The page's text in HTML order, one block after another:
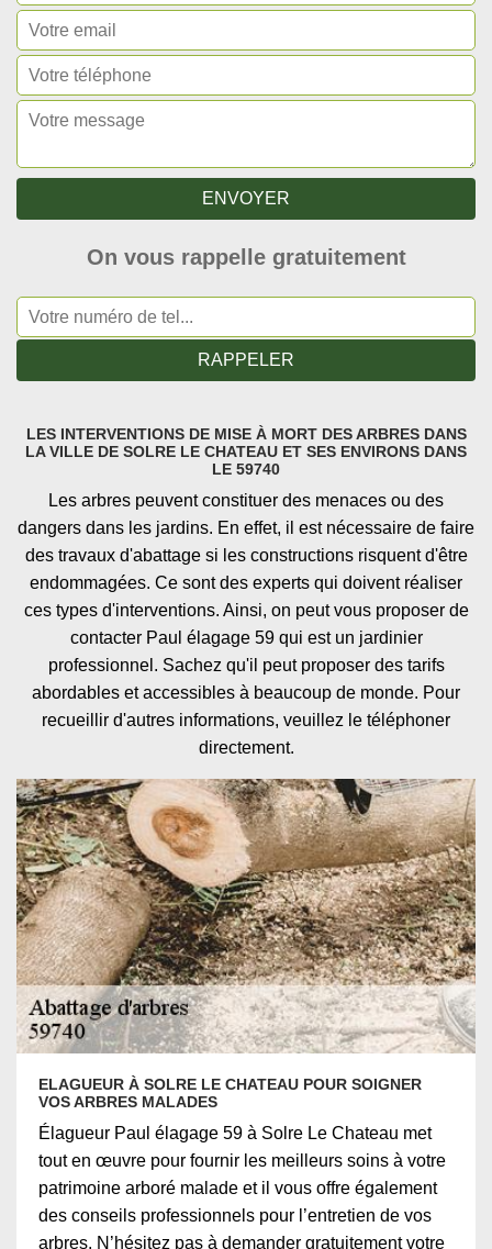
On vous rappelle gratuitement
LES INTERVENTIONS DE MISE À MORT DES ARBRES DANS
LA VILLE DE SOLRE LE CHATEAU ET SES ENVIRONS DANS
LE 59740
Les arbres peuvent constituer des menaces ou des
dangers dans les jardins. En effet, il est nécessaire de faire
des travaux d'abattage si les constructions risquent d'être
endommagées. Ce sont des experts qui doivent réaliser
ces types d'interventions. Ainsi, on peut vous proposer de
contacter Paul élagage 59 qui est un jardinier
professionnel. Sachez qu'il peut proposer des tarifs
abordables et accessibles à beaucoup de monde. Pour
recueillir d'autres informations, veuillez le téléphoner
directement.
ELAGUEUR À SOLRE LE CHATEAU POUR SOIGNER
VOS ARBRES MALADES
Élagueur Paul élagage 59 à Solre Le Chateau met
tout en œuvre pour fournir les meilleurs soins à votre
patrimoine arboré malade et il vous offre également
des conseils professionnels pour l’entretien de vos
arbres. N’hésitez pas à demander gratuitement votre